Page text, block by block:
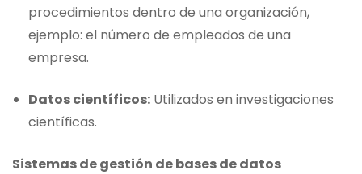
procedimientos dentro de una organización,
ejemplo: el número de empleados de una
empresa.
Datos científicos: Utilizados en investigaciones
científicas.
Sistemas de gestión de bases de datos